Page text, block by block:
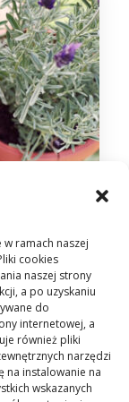
w ramach naszej
cookies
naszej strony
a po uzyskaniu
do
internetowej, a
również pliki
narzędzi
na instalowanie na
wskazanych
30 KWIETNIA 2025
rośliny